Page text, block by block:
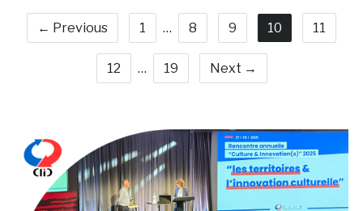
← Previous 1 … 8 9 10 11
12 … 19 Next →